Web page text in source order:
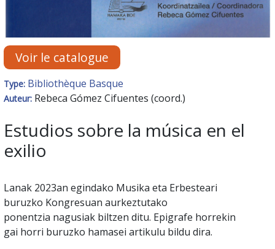
Voir le catalogue
Type: Bibliothèque Basque
Auteur: Rebeca Gómez Cifuentes (coord.)
Estudios sobre la música en el
exilio
Lanak 2023an egindako Musika eta Erbesteari
buruzko Kongresuan aurkeztutako
ponentzia nagusiak biltzen ditu. Epigrafe horrekin
gai horri buruzko hamasei artikulu bildu dira.